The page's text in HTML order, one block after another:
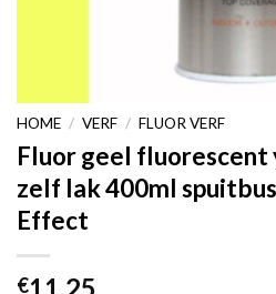
HOME / VERF / FLUOR VERF
Fluor geel
zelf lak 400ml
Effect
€